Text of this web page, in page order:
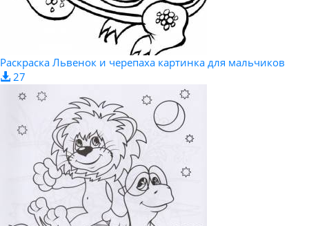
Раскраска Львенок и черепаха картинка для мальчиков
27